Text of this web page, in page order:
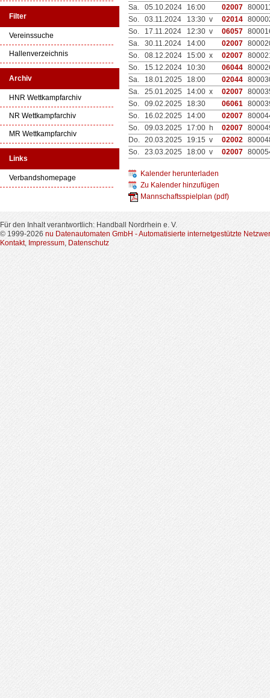
Filter
Vereinssuche
Hallenverzeichnis
Archiv
HNR Wettkampfarchiv
NR Wettkampfarchiv
MR Wettkampfarchiv
Links
Verbandshomepage
Sa.
05.10.2024 16:00 02007
So.
03.11.2024 13:30 v 02014
So.
17.11.2024 12:30 v 06057
Sa.
30.11.2024 14:00 02007
So.
08.12.2024 15:00 x 02007
So.
15.12.2024 10:30 06044
Sa.
18.01.2025 18:00 02044
Sa.
25.01.2025 14:00 x 02007
So.
09.02.2025 18:30 06061
So.
16.02.2025 14:00 02007
So.
09.03.2025 17:00 h 02007
Do. 20.03.2025 19:15 v 02002
So.
23.03.2025 18:00 v 02007
Kalender herunterladen
Zu Kalender hinzufügen
Mannschaftsspielplan (pdf)
Für den Inhalt verantwortlich: Handball Nordrhein e. V.
© 1999-2026 nu Datenautomaten GmbH - Automatisierte internetgestützte
Kontakt, Impressum, Datenschutz